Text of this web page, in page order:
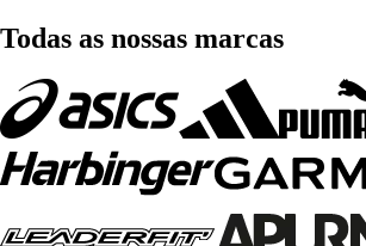
Todas as nossas marcas